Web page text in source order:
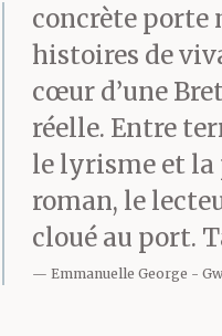
concrète porte
histoires de
cœur d’une
réelle. Entre
le lyrisme et la
roman, le
cloué au port.
Emmanuelle George